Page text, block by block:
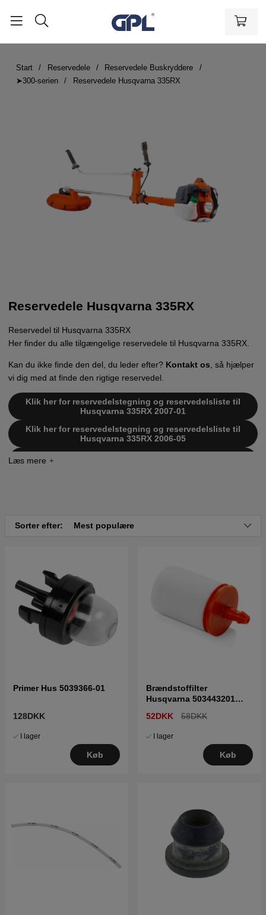
Start Reservedele
Reservedele Buskryddere
➤300-serien
Reservedele Husqvarna 335RX
Reservedele Husqvarna 335RX
Reservedel til Husqvarna 335RX
Her finder du alle tilgængelige reservedele til Husqvarna 335RX.
Kan du ikke finde den del, du leder efter? Kontakt os , så hjælper
vi dig med at finde den rigtige reservedel.
Klik her for reservedelstegning og reservedelsliste til
Husqvarna 335RX 2007-01
Klik her for reservedelstegning og reservedelsliste til
Husqvarna 335RX 2006-05
Husqvarna 335RX 2008
Sorter efter: Mest populære
Primer Hus 5039366-01
128DKK
I lager
Køb
Brændstoffilter
Husqvarna 503443201
52DKK 58DKK
I lager
Køb